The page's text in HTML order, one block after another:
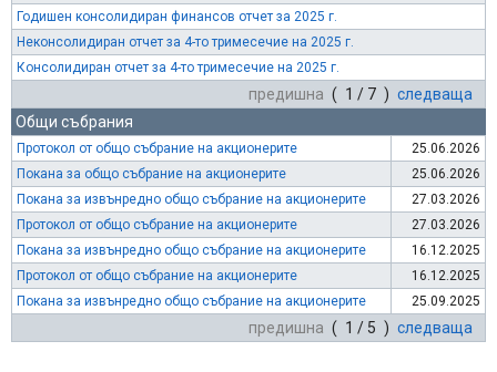
Годишен консолидиран финансов отчет за 2025 г.
Неконсолидиран отчет за 4-то тримесечие на 2025 г.
Консолидиран отчет за 4-то тримесечие на 2025 г.
предишна ( 1 / 7 ) следваща
Общи събрания
Протокол от общо събрание на акционерите
25.06.2026
Покана за общо събрание на акционерите
25.06.2026
Покана за извънредно общо събрание на акционерите
27.03.2026
Протокол от общо събрание на акционерите
27.03.2026
Покана за извънредно общо събрание на акционерите
16.12.2025
Протокол от общо събрание на акционерите
16.12.2025
Покана за извънредно общо събрание на акционерите
25.09.2025
предишна ( 1 / 5 ) следваща